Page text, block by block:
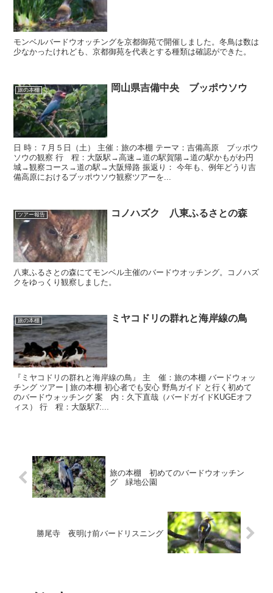
モンベルバードウオッチングを京都御苑で開催しました。冬鳥は数は
少なかったけれども、京都御苑を代表とする種類は確認ができた。
旅の本棚 岡山県吉備中央 ブッポウソウ
日 時：７月５日（土） 主催：旅の本棚 テーマ：吉備高原 ブッポウ
ソウの観察 行 程：大阪駅→高速→道の駅賀陽→道の駅かもがわ円
城→観察コース→道の駅→大阪帰路 振返り： 今年も、例年どうり吉
備高原におけるブッポウソウ観察ツアーを...
ツアー報告 コノハズク 八東ふるさとの森
八東ふるさとの森にてモンベル主催のバードウオッチング。コノハズ
クをゆっくり観察しました。
旅の本棚 ミヤコドリの群れと海岸線の鳥
『ミヤコドリの群れと海岸線の鳥』 主 催：旅の本棚 バードウォッ
チング ツアー | 旅の本棚 初心者でも安心 野鳥ガイド と行く初めて
のバードウォッチング 案 内：久下直哉（バードガイドKUGEオフ
ィス） 行 程：大阪駅7:...
旅の本棚 初めてのバードウオッチン
グ 緑地公園
勝尾寺 夜明け前バードリスニング